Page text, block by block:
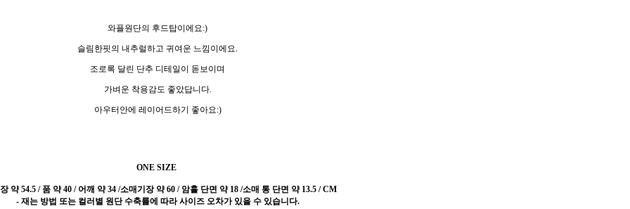
와플원단의 후드탑이에요:)
슬림한핏의 내추럴하고 귀여운 느낌이에요.
조로록 달린 단추 디테일이 돋보이며
가벼운 착용감도 좋았답니다.
아우터안에 레이어드하기 좋아요:)
ONE SIZE
약 54.5 / 품 약 40 / 어깨 약 34 /소매기장 약 60 / 암홀 단면 약 18 /소매 통 단면 약 13.5 / CM
- 재는 방법 또는 컬러별 원단 수축률에 따라 사이즈 오차가 있을 수 있습니다.